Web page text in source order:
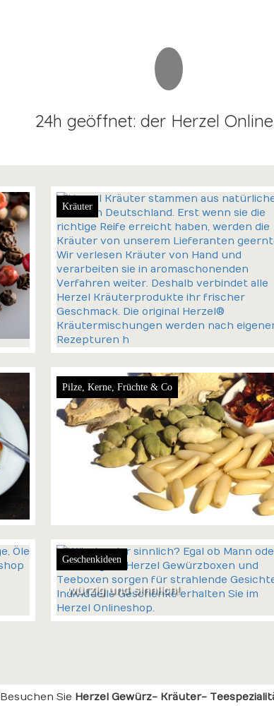
24h geöffnet: der Herzel
Kräuter
Pilze, Kerne, Früchte & Co
Geschenkideen
würzig und sinnlich!
Besuchen Sie Herzel Gewürz- Kräuter-